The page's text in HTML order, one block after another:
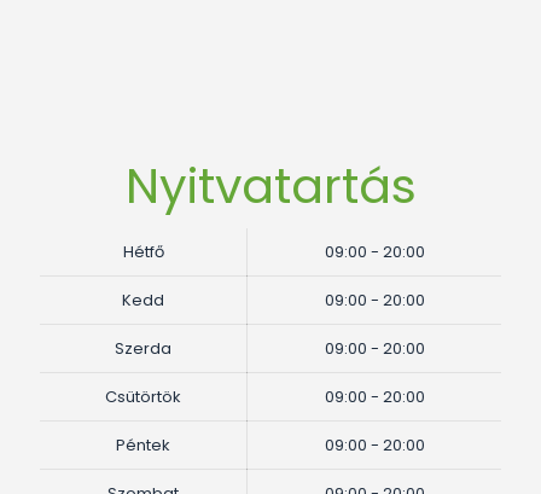
Nyitvatartás
Hétfő 09:00 - 20:00
Kedd 09:00 - 20:00
Szerda 09:00 - 20:00
Csütörtök 09:00 - 20:00
Péntek 09:00 - 20:00